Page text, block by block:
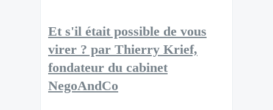
Et s'il était possible de vous
virer ? par Thierry Krief,
fondateur du cabinet
NegoAndCo